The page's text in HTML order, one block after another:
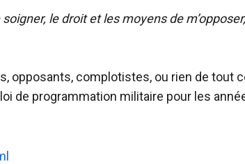
le droit et les moyens de
opposants, complotistes, ou rien de tout
de programmation militaire pour les